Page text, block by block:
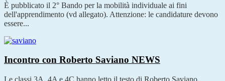
È pubblicato il 2° Bando per la mobilità individuale ai fini
dell'apprendimento (vd allegato). Attenzione: le candidature devono
essere...
Incontro con Roberto Saviano NEWS
Le classi 3A, 4A e 4C hanno letto il testo di Roberto Saviano,